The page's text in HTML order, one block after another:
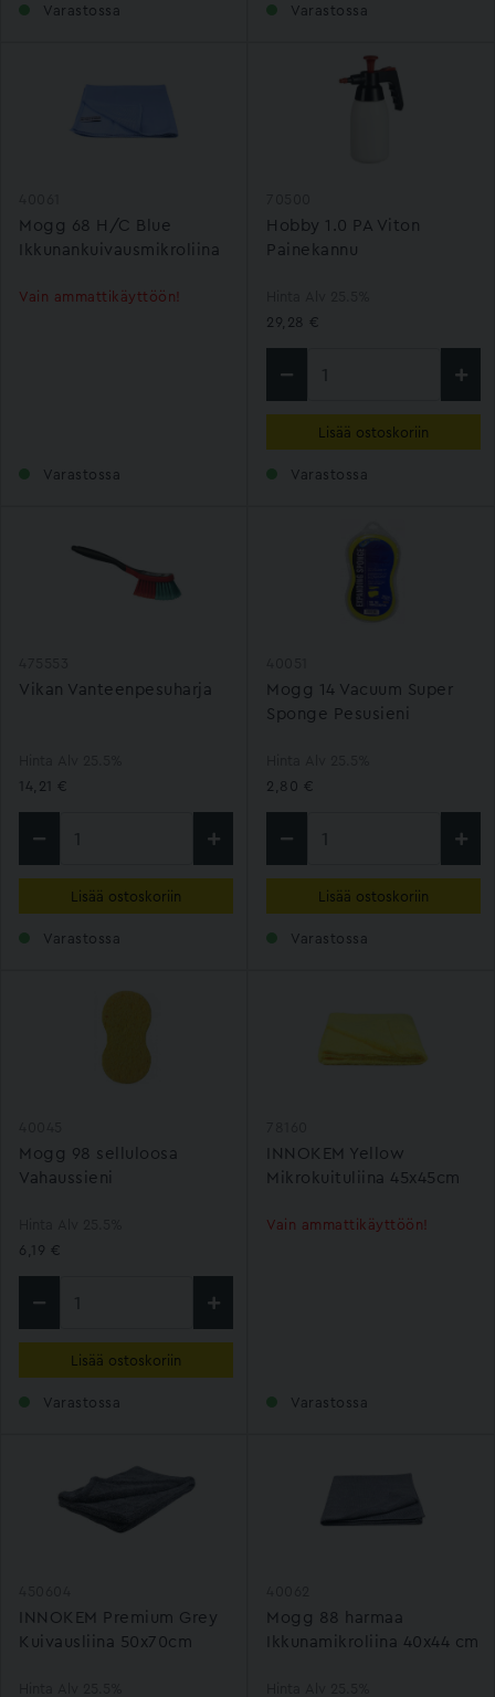
Varastossa Varastossa
Mogg 68 H/C Blue
Ikkunankuivausmikroliina
Varastossa
Vain ammattikäyttöön!
Hobby 1.0 PA Viton
Painekannu
Varastossa
29,28 €
Lisää ostoskoriin
Vikan Vanteenpesuharja
Varastossa
14,21 €
Lisää ostoskoriin
Mogg 14 Vacuum Super
Sponge Pesusieni
Varastossa
2,80 €
Lisää ostoskoriin
Mogg 98 selluloosa
Vahaussieni
Varastossa
6,19 €
Lisää ostoskoriin
INNOKEM Yellow
Mikrokuituliina 45x45cm
Varastossa
Vain ammattikäyttöön!
INNOKEM Premium Grey
Kuivausliina 50x70cm
Mogg 88 harmaa
Ikkunamikroliina 40x44 cm